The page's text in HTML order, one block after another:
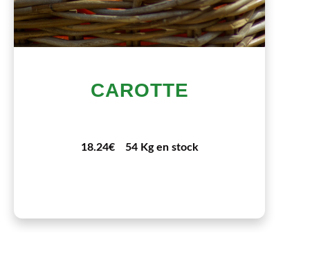
CAROTTE
18.24€ 54 Kg en stock